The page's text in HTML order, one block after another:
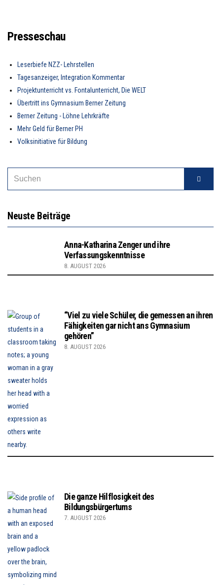
Presseschau
Leserbiefe NZZ- Lehrstellen
Tagesanzeiger, Integration Kommentar
Projektunterricht vs. Fontalunterricht, Die WELT
Übertritt ins Gymnasium Berner Zeitung
Berner Zeitung - Löhne Lehrkräfte
Mehr Geld für Berner PH
Volksinitiative für Bildung
SEARCH
Neuste Beiträge
Anna-Katharina Zenger und ihre
Verfassungskenntnisse
8. AUGUST 2026
“Viel zu viele Schüler, die gemessen an ihren
Fähigkeiten gar nicht ans Gymnasium
gehören”
8. AUGUST 2026
Die ganze Hilflosigkeit des
Bildungsbürgertums
7. AUGUST 2026